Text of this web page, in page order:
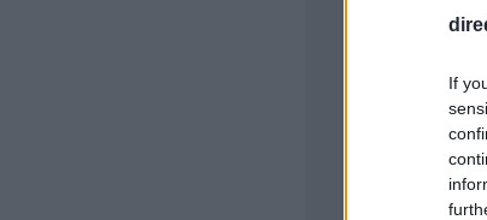
If